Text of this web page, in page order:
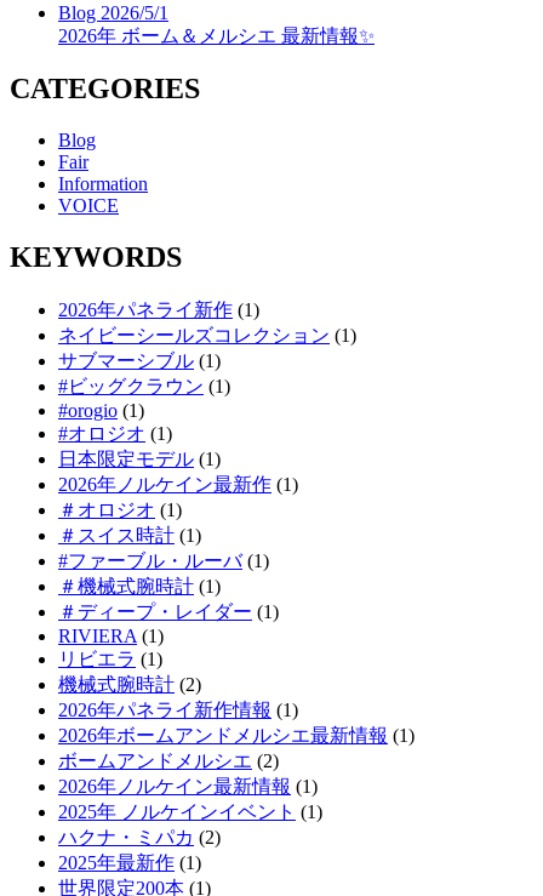
Blog 2026/5/1
2026年 ボーム＆メルシエ 最新情報✨
CATEGORIES
Blog
Fair
Information
VOICE
KEYWORDS
2026年パネライ新作 (1)
ネイビーシールズコレクション (1)
サブマーシブル (1)
#ビッグクラウン (1)
#orogio (1)
#オロジオ (1)
日本限定モデル (1)
2026年ノルケイン最新作 (1)
＃オロジオ (1)
＃スイス時計 (1)
#ファーブル・ルーバ(1)
＃機械式腕時計 (1)
＃ディープ・レイダー (1)
RIVIERA (1)
リビエラ (1)
機械式腕時計 (2)
2026年パネライ新作情報 (1)
2026年ボームアンドメルシエ最新情報 (1)
ボームアンドメルシエ (2)
2026年ノルケイン最新情報 (1)
2025年 ノルケインイベント (1)
ハクナ・ミパカ (2)
2025年最新作 (1)
世界限定200本 (1)